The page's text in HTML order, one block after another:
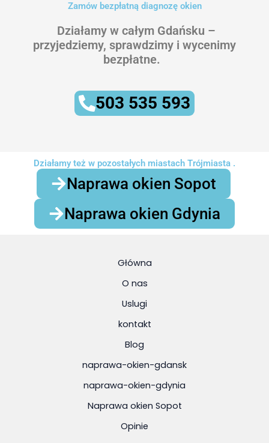
Zamów bezpłatną diagnozę okien
Działamy w całym Gdańsku –
przyjedziemy, sprawdzimy i wycenimy
bezpłatne.
503 535 593
Działamy też w pozostałych miastach Trójmiasta .
Naprawa okien Sopot
Naprawa okien Gdynia
Główna
O nas
Uslugi
kontakt
Blog
naprawa-okien-gdansk
naprawa-okien-gdynia
Naprawa okien Sopot
Opinie